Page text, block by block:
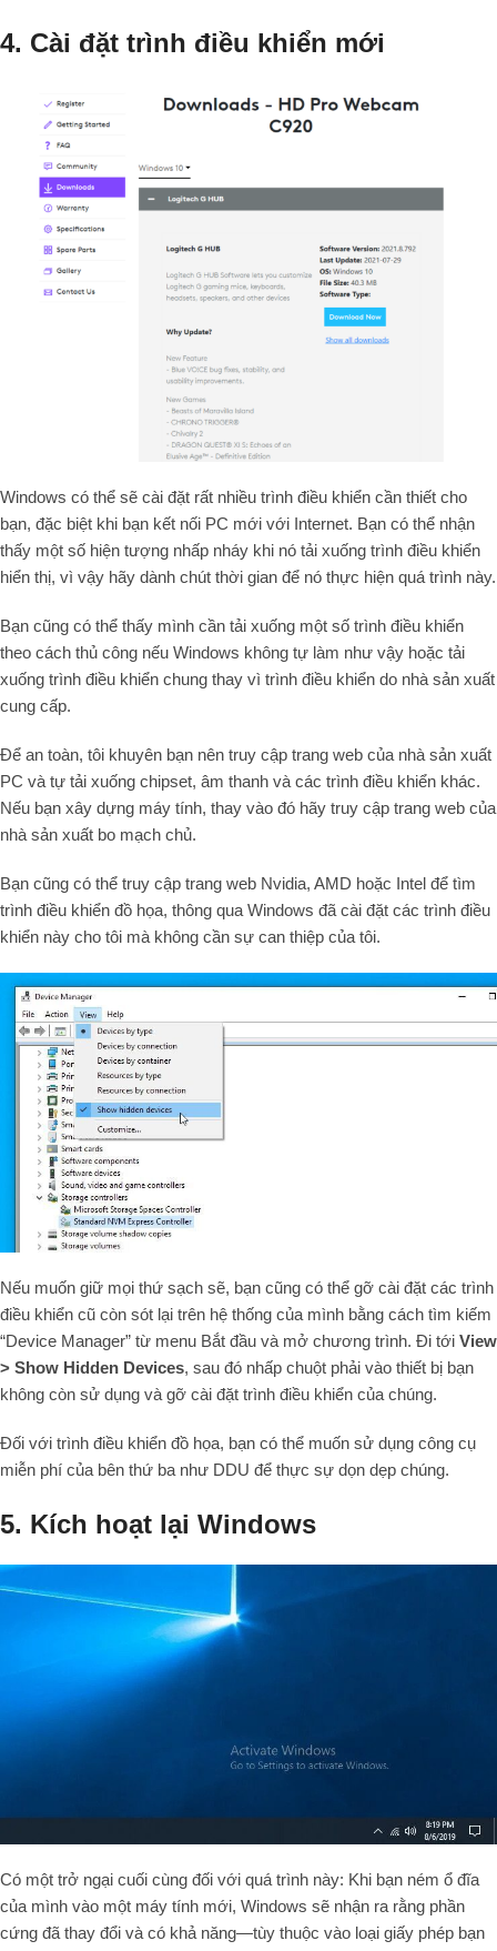
4. Cài đặt trình điều khiển mới
Windows có thể sẽ cài đặt rất nhiều trình điều khiển cần thiết cho
bạn, đặc biệt khi bạn kết nối PC mới với Internet. Bạn có thể nhận
thấy một số hiện tượng nhấp nháy khi nó tải xuống trình điều khiển
hiển thị, vì vậy hãy dành chút thời gian để nó thực hiện quá trình này.
Bạn cũng có thể thấy mình cần tải xuống một số trình điều khiển
theo cách thủ công nếu Windows không tự làm như vậy hoặc tải
xuống trình điều khiển chung thay vì trình điều khiển do nhà sản xuất
cung cấp.
Để an toàn, tôi khuyên bạn nên truy cập trang web của nhà sản xuất
PC và tự tải xuống chipset, âm thanh và các trình điều khiển khác.
Nếu bạn xây dựng máy tính, thay vào đó hãy truy cập trang web của
nhà sản xuất bo mạch chủ.
Bạn cũng có thể truy cập trang web Nvidia, AMD hoặc Intel để tìm
trình điều khiển đồ họa, thông qua Windows đã cài đặt các trình điều
khiển này cho tôi mà không cần sự can thiệp của tôi.
Nếu muốn giữ mọi thứ sạch sẽ, bạn cũng có thể gỡ cài đặt các trình
điều khiển cũ còn sót lại trên hệ thống của mình bằng cách tìm kiếm
“Device Manager” từ menu Bắt đầu và mở chương trình. Đi tới View
> Show Hidden Devices, sau đó nhấp chuột phải vào thiết bị bạn
không còn sử dụng và gỡ cài đặt trình điều khiển của chúng.
Đối với trình điều khiển đồ họa, bạn có thể muốn sử dụng công cụ
miễn phí của bên thứ ba như DDU để thực sự dọn dẹp chúng.
5. Kích hoạt lại Windows
Có một trở ngại cuối cùng đối với quá trình này: Khi bạn ném ổ đĩa
của mình vào một máy tính mới, Windows sẽ nhận ra rằng phần
cứng đã thay đổi và có khả năng—tùy thuộc vào loại giấy phép bạn